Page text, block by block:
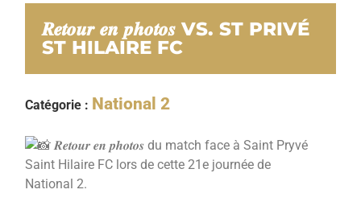
𝑹𝒆𝒕𝒐𝒖𝒓 𝒆𝒏 𝒑𝒉𝒐𝒕𝒐𝒔 VS. ST PRIVÉ
ST HILAIRE FC
Catégorie : National 2
𝑹𝒆𝒕𝒐𝒖𝒓 𝒆𝒏 𝒑𝒉𝒐𝒕𝒐𝒔 du match face à Saint Pryvé
Saint Hilaire FC lors de cette 21e journée de
National 2.